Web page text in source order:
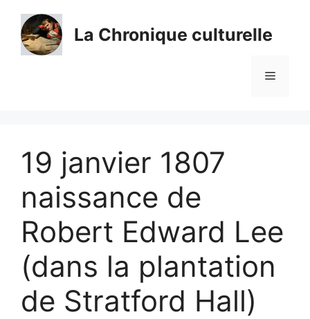
contenu
La Chronique culturelle
Menu
19 janvier 1807
naissance de
Robert Edward Lee
(dans la plantation
de Stratford Hall)